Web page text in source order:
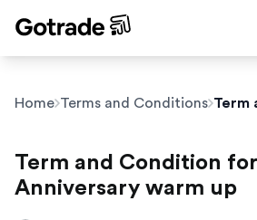
Home Terms and Conditions
Term and Condition
Anniversary warm up